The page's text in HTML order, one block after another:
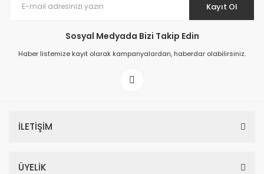
Prime ArtDECO Duvar Kağıdı Tutkalı 500 gr
199,00 TL
Kayıt Ol
Sosyal Medyada Bizi Takip Edin
Haber listemize kayıt olarak kampanyalardan, haberdar olabilirsiniz.
İLETİŞİM
ÜYELİK